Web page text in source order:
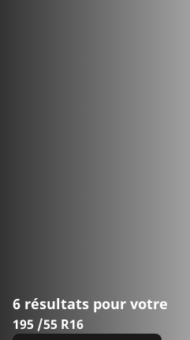
6 résultats pour votre
195 /55 R16